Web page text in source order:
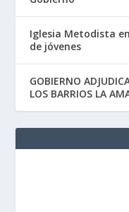
Iglesia Metodista
de jóvenes
GOBIERNO
LOS BARRIOS LA